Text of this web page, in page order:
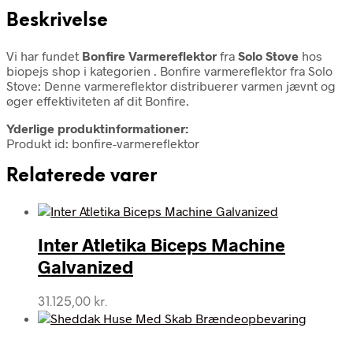
Beskrivelse
Vi har fundet Bonfire Varmereflektor fra Solo Stove hos
biopejs shop i kategorien . Bonfire varmereflektor fra Solo
Stove: Denne varmereflektor distribuerer varmen jævnt og
øger effektiviteten af dit Bonfire.
Yderlige produktinformationer:
Produkt id: bonfire-varmereflektor
Relaterede varer
Inter Atletika Biceps Machine
Galvanized
31.125,00 kr.